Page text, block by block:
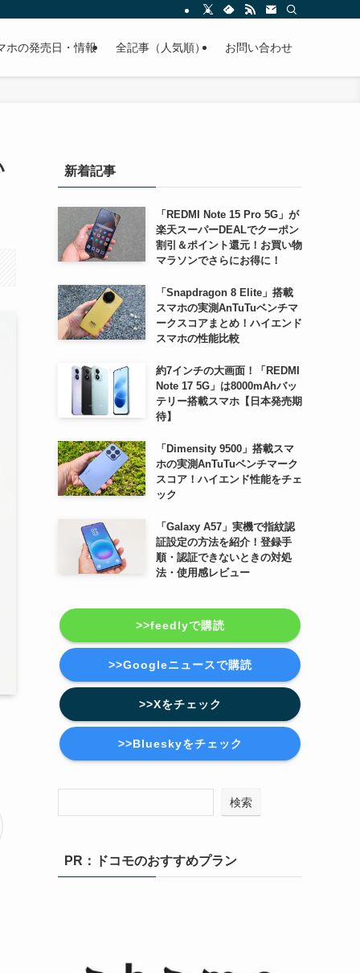
ホの発売日・情報 全記事（人気順） お問い合わせ
新着記事
「REDMI Note 15 Pro 5G」が
楽天スーパーDEALでクーポン
割引＆ポイント還元！お買い物
マラソンでさらにお得に！
「Snapdragon 8 Elite」搭載
スマホの実測AnTuTuベンチマ
ークスコアまとめ！ハイエンド
スマホの性能比較
約7インチの大画面！「REDMI
Note 17 5G」は8000mAhバッ
テリー搭載スマホ【日本発売期
待】
「Dimensity 9500」搭載スマ
ホの実測AnTuTuベンチマーク
スコア！ハイエンド性能をチェ
ック
「Galaxy A57」実機で指紋認
証設定の方法を紹介！登録手
順・認証できないときの対処
法・使用感レビュー
>>feedlyで購読
>>Googleニュースで購読
>>Xをチェック
>>Blueskyをチェック
検索
PR：ドコモのおすすめプラン